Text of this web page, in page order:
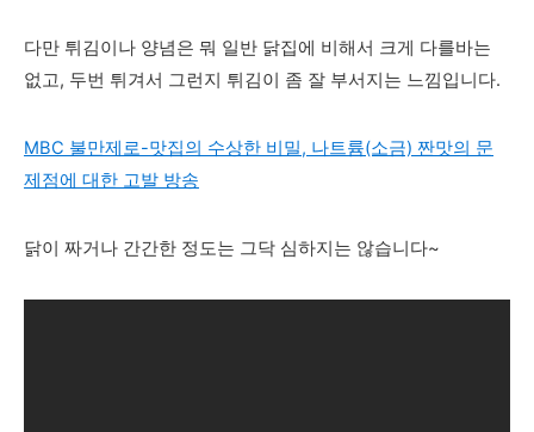
다만 튀김이나 양념은 뭐 일반 닭집에 비해서 크게 다를바는
없고, 두번 튀겨서 그런지 튀김이 좀 잘 부서지는 느낌입니다.
MBC 불만제로-맛집의 수상한 비밀, 나트륨(소금) 짠맛의 문
제점에 대한 고발 방송
닭이 짜거나 간간한 정도는 그닥 심하지는 않습니다~